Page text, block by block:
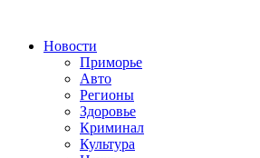
Новости
Приморье
Авто
Регионы
Здоровье
Криминал
Культура